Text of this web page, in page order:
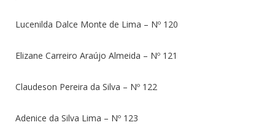
Lucenilda Dalce Monte de Lima – Nº 120
Elizane Carreiro Araújo Almeida – Nº 121
Claudeson Pereira da Silva – Nº 122
Adenice da Silva Lima – Nº 123